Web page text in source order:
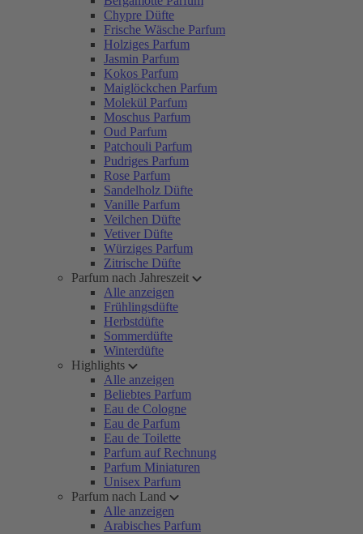
Chypre Düfte
Frische Wäsche Parfum
Holziges Parfum
Jasmin Parfum
Kokos Parfum
Maiglöckchen Parfum
Molekül Parfum
Moschus Parfum
Oud Parfum
Patchouli Parfum
Pudriges Parfum
Rose Parfum
Sandelholz Düfte
Vanille Parfum
Veilchen Düfte
Vetiver Düfte
Würziges Parfum
Zitrische Düfte
Parfum nach Jahreszeit
Alle anzeigen
Frühlingsdüfte
Herbstdüfte
Sommerdüfte
Winterdüfte
Highlights
Alle anzeigen
Beliebtes Parfum
Eau de Cologne
Eau de Parfum
Eau de Toilette
Parfum auf Rechnung
Parfum Miniaturen
Unisex Parfum
Parfum nach Land
Alle anzeigen
Arabisches Parfum